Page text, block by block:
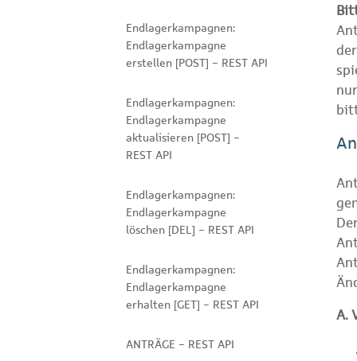
Endlagerkampagnen:
Endlagerkampagne
erstellen [POST] - REST API
Endlagerkampagnen:
Endlagerkampagne
aktualisieren [POST] -
REST API
Endlagerkampagnen:
Endlagerkampagne
löschen [DEL] - REST API
Endlagerkampagnen:
Endlagerkampagne
erhalten [GET] - REST API
ANTRÄGE - REST API
A.